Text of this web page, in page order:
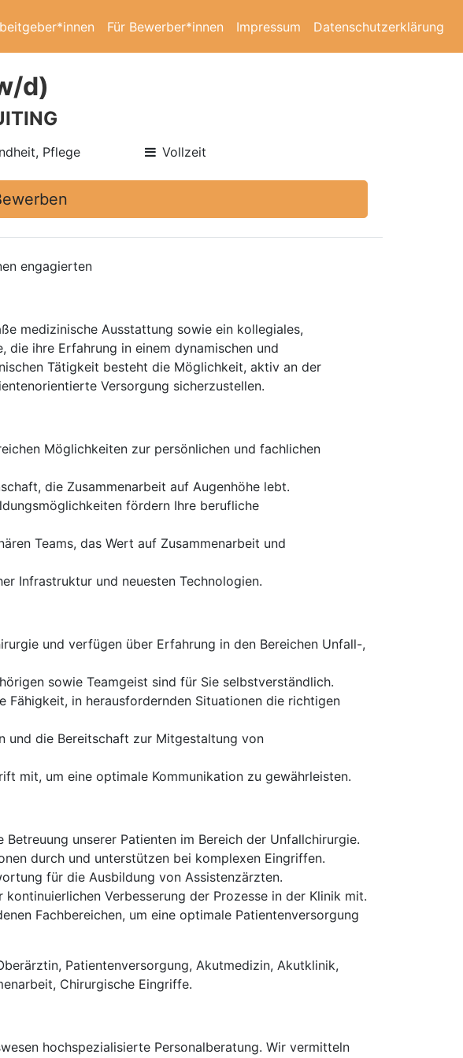
Für Bewerber*innen Impressum Datenschutzerklärung
d)
Pflege Vollzeit
engagierten
medizinische Ausstattung sowie ein kollegiales,
ihre Erfahrung in einem dynamischen und
Tätigkeit besteht die Möglichkeit, aktiv an der
Versorgung sicherzustellen.
Möglichkeiten zur persönlichen und fachlichen
die Zusammenarbeit auf Augenhöhe lebt.
fördern Ihre berufliche
Teams, das Wert auf Zusammenarbeit und
Infrastruktur und neuesten Technologien.
und verfügen über Erfahrung in den Bereichen Unfall-,
sowie Teamgeist sind für Sie selbstverständlich.
Fähigkeit, in herausfordernden Situationen die richtigen
und die Bereitschaft zur Mitgestaltung von
mit, um eine optimale Kommunikation zu gewährleisten.
unserer Patienten im Bereich der Unfallchirurgie.
durch und unterstützen bei komplexen Eingriffen.
für die Ausbildung von Assistenzärzten.
Verbesserung der Prozesse in der Klinik mit.
Fachbereichen, um eine optimale Patientenversorgung
Patientenversorgung, Akutmedizin, Akutklinik,
Chirurgische Eingriffe.
hochspezialisierte Personalberatung. Wir vermitteln